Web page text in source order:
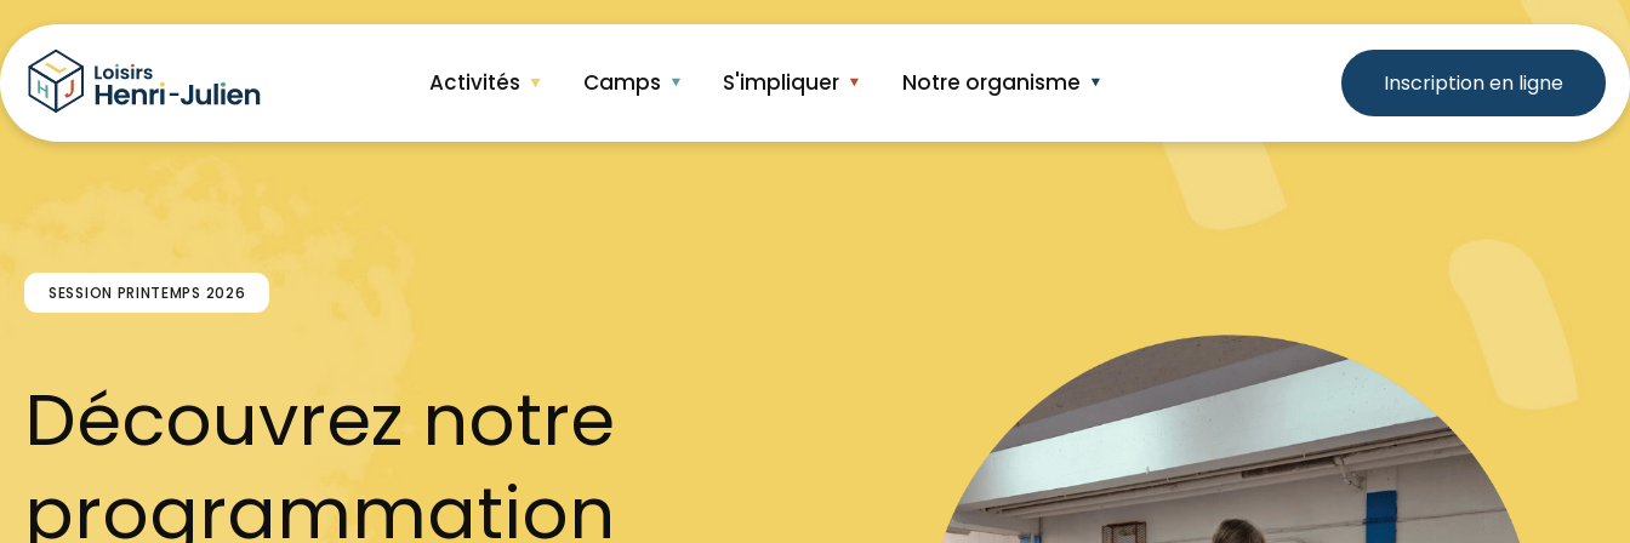
Activités Camps S'impliquer Notre organisme Inscription en ligne
SESSION PRINTEMPS 2026
Découvrez notre
programmation